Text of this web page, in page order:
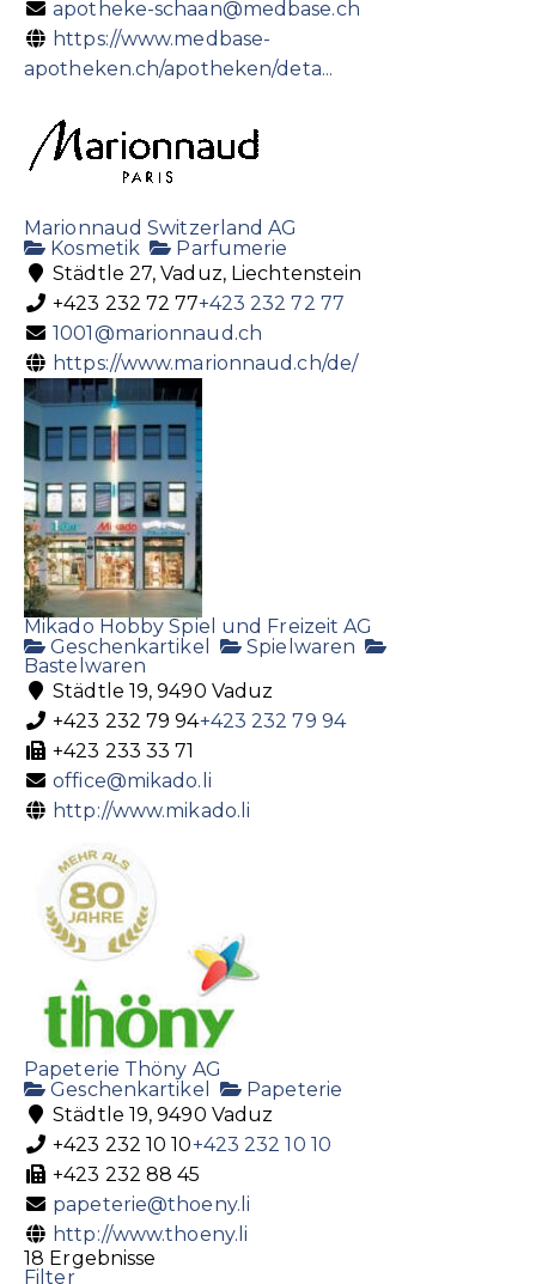
apotheke-schaan@medbase.ch
https://www.medbase-
apotheken.ch/apotheken/deta...
Marionnaud Switzerland AG
Kosmetik
Parfumerie
Städtle 27, Vaduz, Liechtenstein
+423 232 72 77+423 232 72 77
1001@marionnaud.ch
https://www.marionnaud.ch/de/
Mikado Hobby Spiel und Freizeit AG
Geschenkartikel
Spielwaren
Bastelwaren
Städtle 19, 9490 Vaduz
+423 232 79 94+423 232 79 94
+423 233 33 71
office@mikado.li
http://www.mikado.li
Papeterie Thöny AG
Geschenkartikel
Papeterie
Städtle 19, 9490 Vaduz
+423 232 10 10+423 232 10 10
+423 232 88 45
papeterie@thoeny.li
http://www.thoeny.li
18 Ergebnisse
Filter